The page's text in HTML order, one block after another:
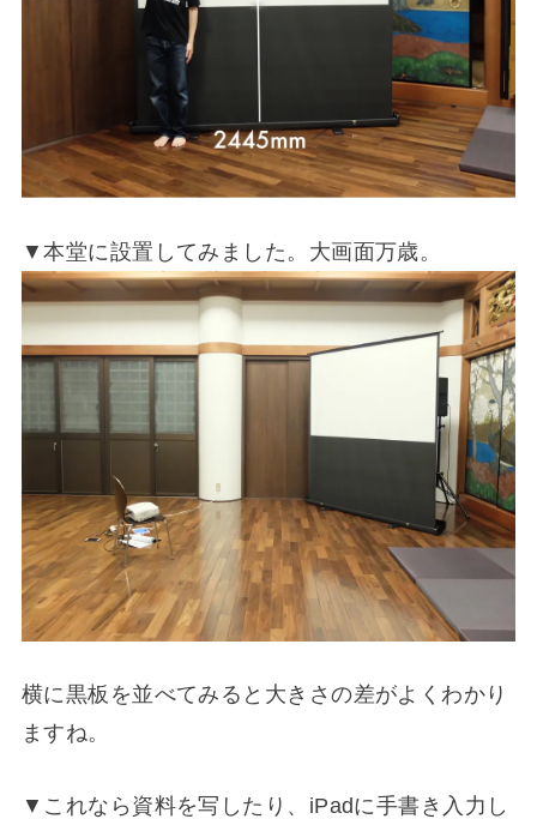
▼本堂に設置してみました。大画面万歳。
横に黒板を並べてみると大きさの差がよくわかり
ますね。
▼これなら資料を写したり、iPadに手書き入力し